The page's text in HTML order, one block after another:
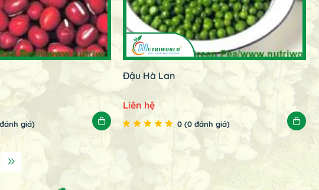
giá)
Đậu Hà Lan
Liên hệ
0 (0 đánh giá)